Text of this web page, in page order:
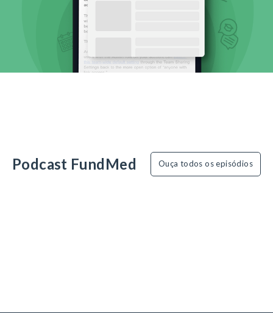
Podcast FundMed Ouça todos os episódios